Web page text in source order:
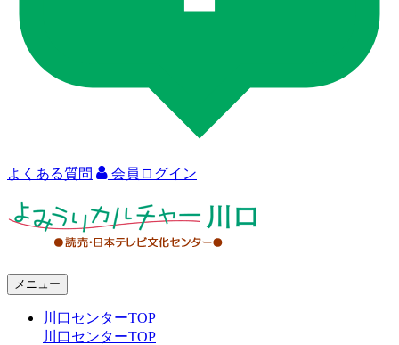
よくある質問 会員ログイン
メニュー
川口センターTOP
川口センターTOP